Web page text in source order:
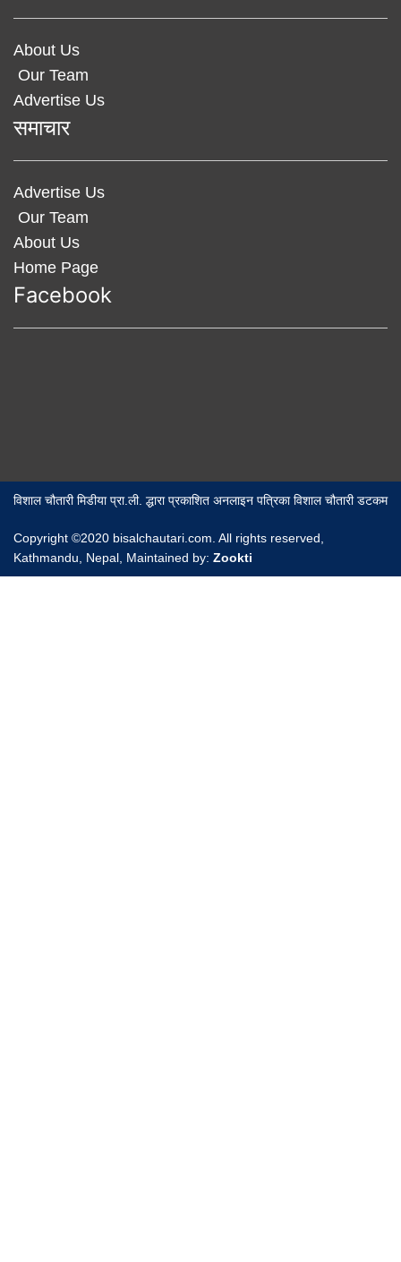
About Us
Our Team
Advertise Us
समाचार
Advertise Us
Our Team
About Us
Home Page
Facebook
विशाल चौतारी मिडीया प्रा.ली. द्धारा प्रकाशित अनलाइन पत्रिका विशाल चौतारी डटकम
Copyright ©2020 bisalchautari.com. All rights reserved,
Kathmandu, Nepal, Maintained by: Zookti